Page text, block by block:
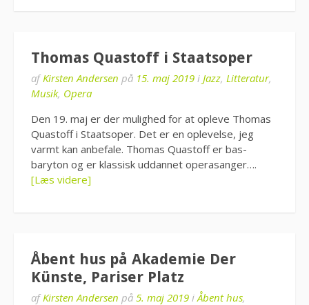
Thomas Quastoff i Staatsoper
afKirsten Andersen på 15. maj 2019 i Jazz, Litteratur,
Musik, Opera
Den 19. maj er der mulighed for at opleve Thomas
Quastoff i Staatsoper. Det er en oplevelse, jeg
varmt kan anbefale. Thomas Quastoff er bas-
baryton og er klassisk uddannet operasanger….
[Læs videre]
Åbent hus på Akademie Der
Künste, Pariser Platz
afKirsten Andersen på 5. maj 2019 iÅbent hus,